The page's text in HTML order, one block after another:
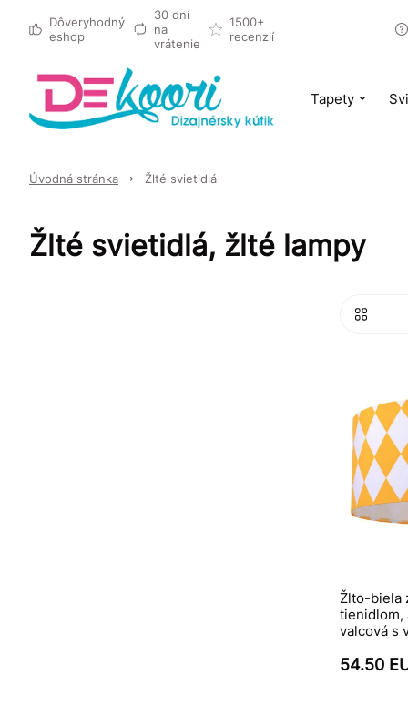
Dôveryhodný
eshop
30 dní
na
vrátenie
1500+
recenzií
Tapety
Úvodná stránka Žlté svietidlá
Žlté svietidlá, žlté lampy
Žlto-biela
tienidlom,
valcová s
54.50